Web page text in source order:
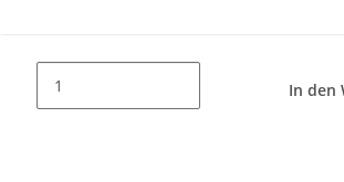
In den